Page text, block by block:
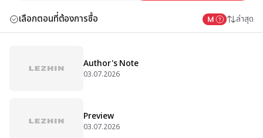
เลือกตอนที่ต้องการซื้อ ล่าสุด
Author's Note
03.07.2026
Preview
03.07.2026